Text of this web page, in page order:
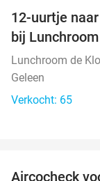
12-uurtje
bij
Lunchroom de
Geleen
Verkocht: 65
Aircocheck